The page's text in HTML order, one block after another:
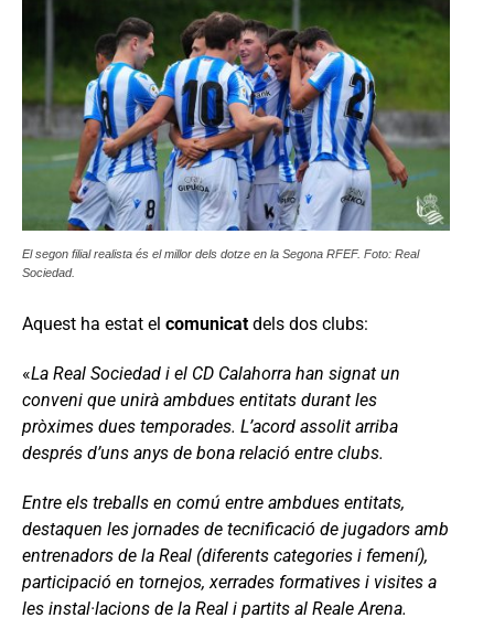
El segon filial realista és el millor dels dotze en la Segona RFEF. Foto: Real
Sociedad.
Aquest ha estat el comunicat dels dos clubs:
«La Real Sociedad i el CD Calahorra han signat un
conveni que unirà ambdues entitats durant les
pròximes dues temporades. L’acord assolit arriba
després d’uns anys de bona relació entre clubs.
Entre els treballs en comú entre ambdues entitats,
destaquen les jornades de tecnificació de jugadors amb
entrenadors de la Real (diferents categories i femení),
participació en tornejos, xerrades formatives i visites a
les instal·lacions de la Real i partits al Reale Arena.